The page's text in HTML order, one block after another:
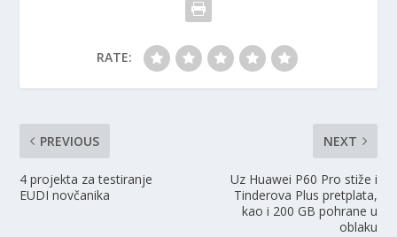
RATE:
PREVIOUS
4 projekta za testiranje
EUDI novčanika
NEXT
Uz Huawei P60 Pro stiže i
Tinderova Plus pretplata,
kao i 200 GB pohrane u
oblaku